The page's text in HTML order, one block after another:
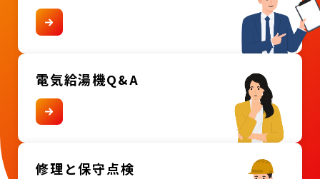
電気給湯機Q&A
修理と保守点検